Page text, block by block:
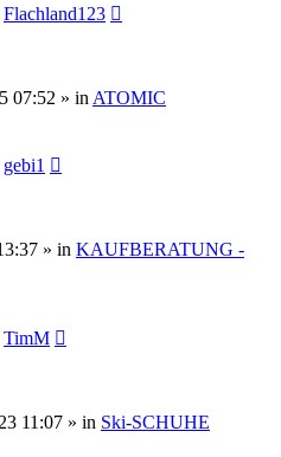
Flachland123
07:52 » in ATOMIC
gebi1
» in KAUFBERATUNG -
TimM
11:07 » in Ski-SCHUHE